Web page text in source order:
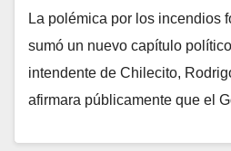
La polémica por los incendios
sumó un nuevo capítulo
intendente de Chilecito,
afirmara públicamente que el